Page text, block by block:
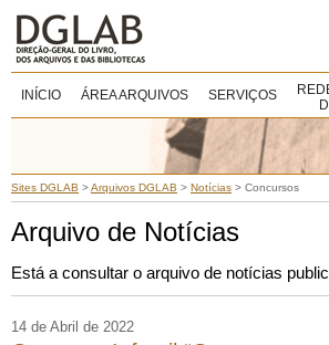
INÍCIO ÁREA ARQUIVOS SERVIÇOS
Sites DGLAB >Arquivos DGLAB > Notícias > Concursos
Arquivo de Notícias
Está a consultar o arquivo de notícias
14 de Abril de 2022